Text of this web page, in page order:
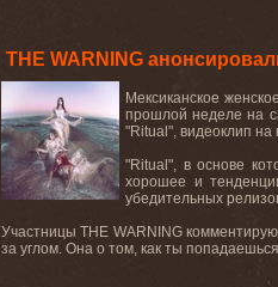
THE WARNING
Мексиканское
прошлой неделе на
"Ritual", видеоклип
"Ritual", в основе
хорошее и
убедительных
Участницы THE WARNING
за углом. Она о том, как ты